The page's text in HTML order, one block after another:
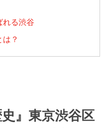
れる渋谷
？
』東京渋谷区